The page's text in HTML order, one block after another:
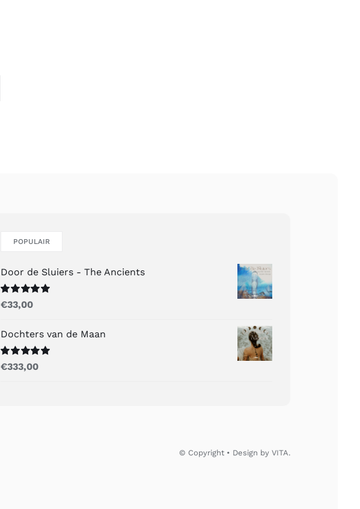
POPULAIR
Door de Sluiers - The Ancients
Gewaardeerd
uit 5
€33,00
Dochters van de Maan
Gewaardeerd
uit 5
€333,00
© Copyright • Design by VITA.